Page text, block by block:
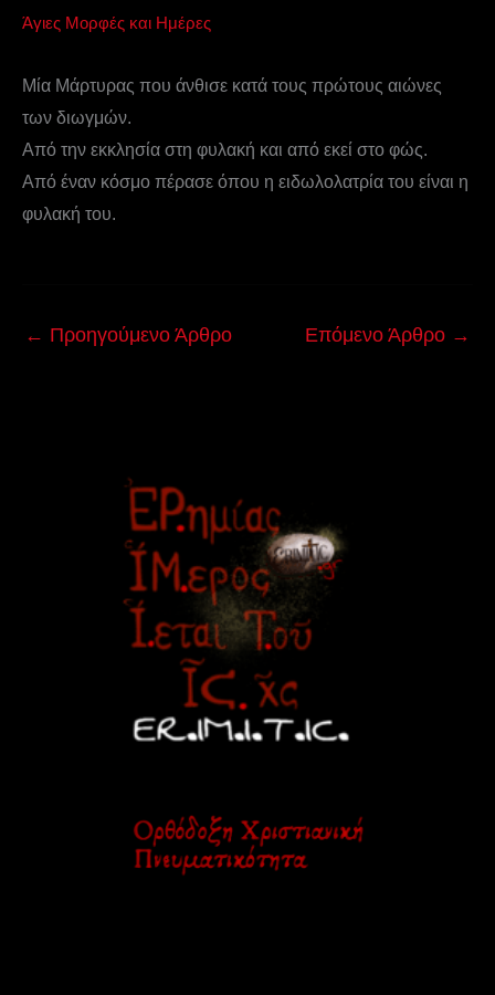
Άγιες Μορφές και Ημέρες
Μία Μάρτυρας που άνθισε κατά τους πρώτους αιώνες
των διωγμών.
Από την εκκλησία στη φυλακή και από εκεί στο φώς.
Από έναν κόσμο πέρασε όπου η ειδωλολατρία του είναι η
φυλακή του.
← Προηγούμενο Άρθρο Επόμενο Άρθρο →